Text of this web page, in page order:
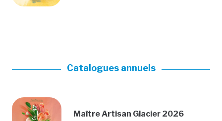
Catalogues annuels
Maître Artisan Glacier 2026